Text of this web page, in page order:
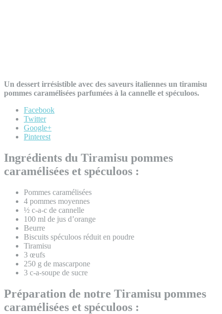
Un dessert irrésistible avec des saveurs italiennes un tiramisu
pommes caramélisées parfumées à la cannelle et spéculoos.
Facebook
Twitter
Google+
Pinterest
Ingrédients du Tiramisu pommes
caramélisées et spéculoos :
Pommes caramélisées
4 pommes moyennes
½ c-a-c de cannelle
100 ml de jus d’orange
Beurre
Biscuits spéculoos réduit en poudre
Tiramisu
3 œufs
250 g de mascarpone
3 c-a-soupe de sucre
Préparation de notre Tiramisu pommes
caramélisées et spéculoos :